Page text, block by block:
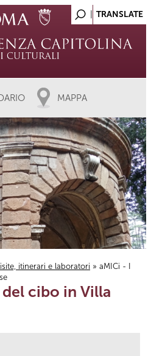
MAPPA
itinerari e laboratori » aMICi - I
cibo in Villa